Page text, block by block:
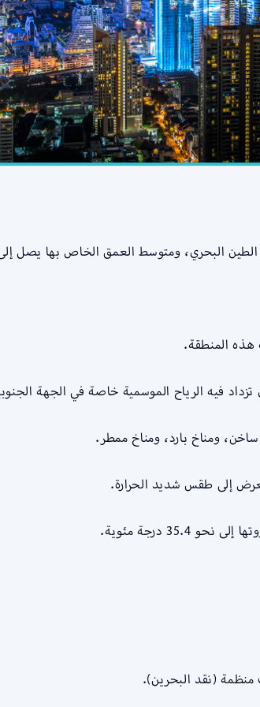
البحري، ومتوسط العمق الخاص بها يصل إلى 15
فيه الرياح الموسمية خاصة في الجهة
درجة مئوية.